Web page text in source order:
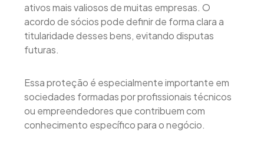
ativos mais valiosos de muitas empresas. O
acordo de sócios pode definir de forma clara a
titularidade desses bens, evitando disputas
futuras.
Essa proteção é especialmente importante em
sociedades formadas por profissionais técnicos
ou empreendedores que contribuem com
conhecimento específico para o negócio.